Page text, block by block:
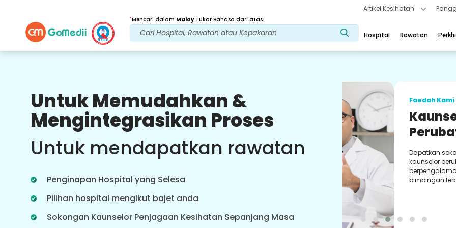
Artikel Kesihatan
*Mencari dalam MalayTukar Bahasa dari atas.
Hospital Rawatan
Untuk Memudahkan &
Mengintegrasikan Proses
Untuk mendapatkan rawatan
Penginapan Hospital yang Selesa
Pilihan hospital mengikut bajet anda
Sokongan Kaunselor Penjagaan Kesihatan Sepanjang Masa
Faedah Kami
Rawatan Selepas
penjagaan susulan
Dapatkan sokongan perubatan dan
setiap masa. Kemas kini berkala
Faedah Kami
Kaunselor
Perubatan
Dapatkan sokongan tetap
kaunselor perubatan kami
berpengalaman. Memberi
bimbingan terbaik kepada